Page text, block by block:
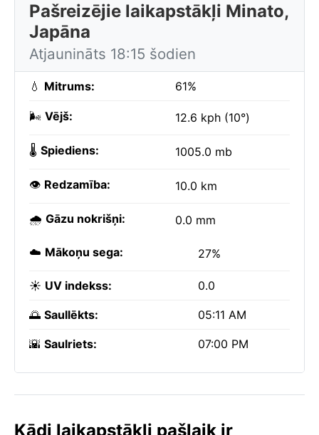
Pašreizējie laikapstākļi Minato,
Japāna
Atjaunināts 18:15 šodien
💧 Mitrums: 61%
🌬️ Vējš: 12.6 kph (10°)
🌡️ Spiediens: 1005.0 mb
👁️ Redzamība: 10.0 km
🌧️ Gāzu nokrišņi: 0.0 mm
☁️ Mākoņu sega: 27%
☀️ UV indekss: 0.0
🌅 Saullēkts: 05:11 AM
🌇 Saulriets: 07:00 PM
Kādi laikapstākļi pašlaik ir